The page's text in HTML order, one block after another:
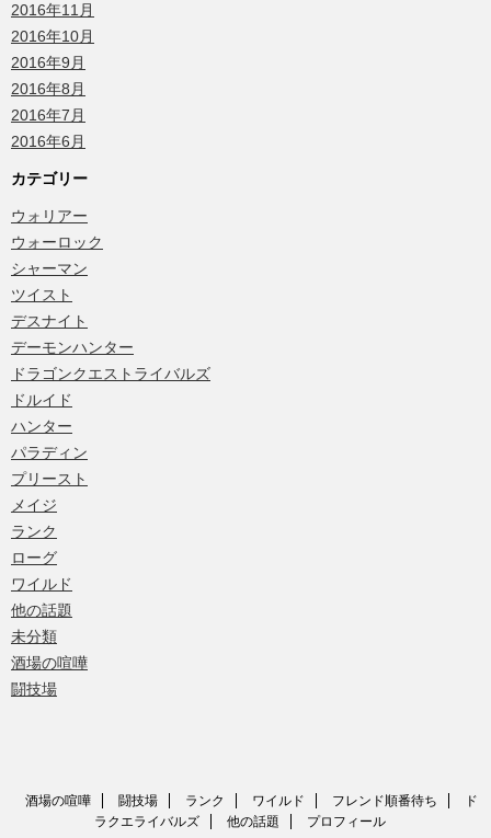
2016年11月
2016年10月
2016年9月
2016年8月
2016年7月
2016年6月
カテゴリー
ウォリアー
ウォーロック
シャーマン
ツイスト
デスナイト
デーモンハンター
ドラゴンクエストライバルズ
ドルイド
ハンター
パラディン
プリースト
メイジ
ランク
ローグ
ワイルド
他の話題
未分類
酒場の喧嘩
闘技場
酒場の喧嘩 闘技場 ランク ワイルド フレンド順番待ち
ド
ラクエライバルズ
他の話題 プロフィール